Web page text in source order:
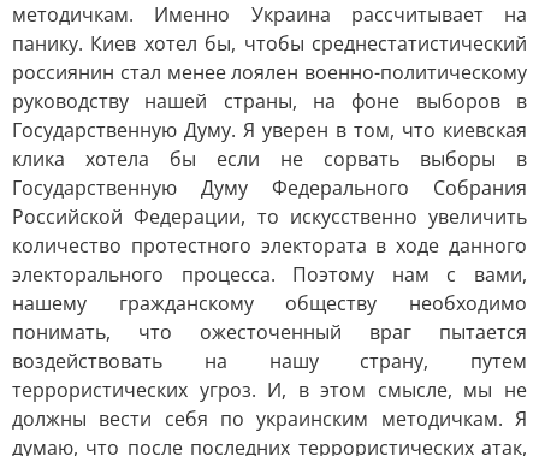
методичкам. Именно Украина рассчитывает на
панику. Киев хотел бы, чтобы среднестатистический
россиянин стал менее лоялен военно-политическому
руководству нашей страны, на фоне выборов в
Государственную Думу. Я уверен в том, что киевская
клика хотела бы если не сорвать выборы в
Государственную Думу Федерального Собрания
Российской Федерации, то искусственно увеличить
количество протестного электората в ходе данного
электорального процесса. Поэтому нам с вами,
нашему гражданскому обществу необходимо
понимать, что ожесточенный враг пытается
воздействовать на нашу страну, путем
террористических угроз. И, в этом смысле, мы не
должны вести себя по украинским методичкам. Я
думаю, что после последних террористических атак,